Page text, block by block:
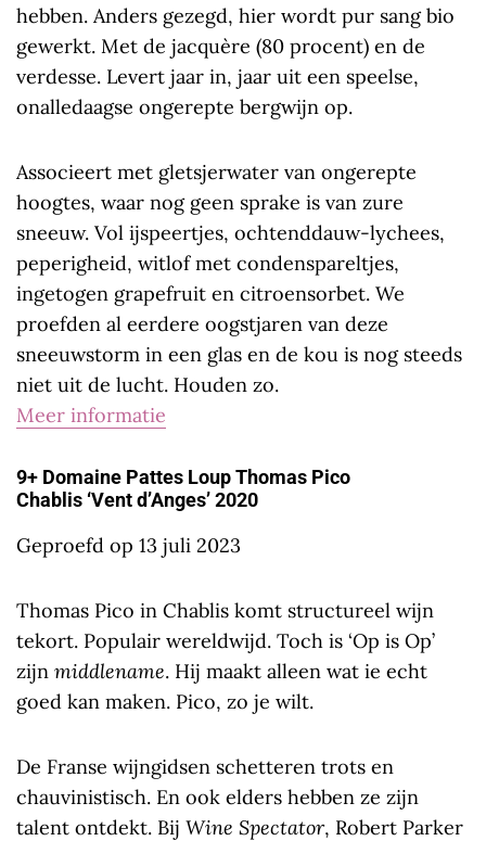
hebben. Anders gezegd, hier wordt pur sang bio
gewerkt. Met de jacquère (80 procent) en de
verdesse. Levert jaar in, jaar uit een speelse,
onalledaagse ongerepte bergwijn op.
Associeert met gletsjerwater van ongerepte
hoogtes, waar nog geen sprake is van zure
sneeuw. Vol ijspeertjes, ochtenddauw-lychees,
peperigheid, witlof met condenspareltjes,
ingetogen grapefruit en citroensorbet. We
proefden al eerdere oogstjaren van deze
sneeuwstorm in een glas en de kou is nog steeds
niet uit de lucht. Houden zo.
Meer informatie
9+ Domaine Pattes Loup Thomas Pico
Chablis ‘Vent d’Anges’ 2020
Geproefd op 13 juli 2023
Thomas Pico in Chablis komt structureel wijn
tekort. Populair wereldwijd. Toch is ‘Op is Op’
zijn middlename. Hij maakt alleen wat ie echt
goed kan maken. Pico, zo je wilt.
De Franse wijngidsen schetteren trots en
chauvinistisch. En ook elders hebben ze zijn
talent ontdekt. Bij Wine Spectator, Robert Parker